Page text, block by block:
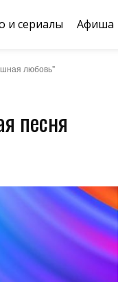
и сериалы Афиша
любовь"
песня